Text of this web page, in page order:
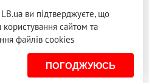
ви підтверджуєте, що
сайтом та
файлів cookies
ПОГОДЖУЮСЬ